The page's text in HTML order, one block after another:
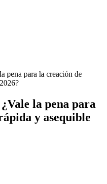
pena para la creación de
la pena para
y asequible